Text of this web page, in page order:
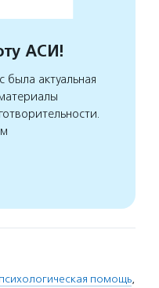
АСИ!
актуальная
психологическая помощь,